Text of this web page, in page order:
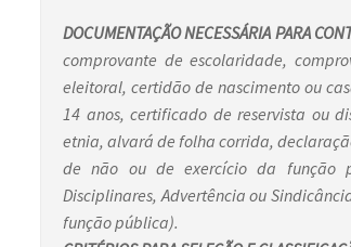
DOCUMENTAÇÃO NECESSÁRIA PARA
comprovante de escolaridade,
eleitoral, certidão de nascimento ou
14 anos, certificado de reservista ou
etnia, alvará de folha corrida,
de não ou de exercício da função
Disciplinares, Advertência ou
função pública).